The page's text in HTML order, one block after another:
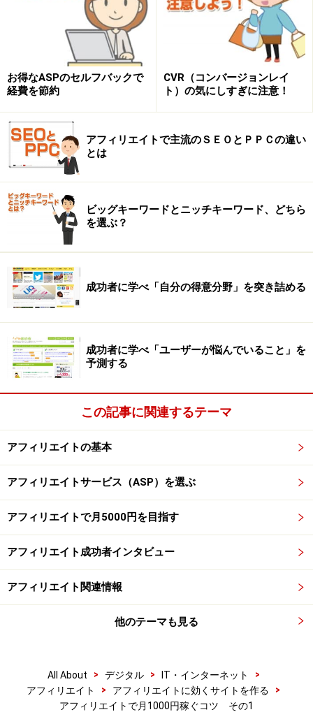
お得なASPのセルフバックで
経費を節約
CVR（コンバージョンレイ
ト）の気にしすぎに注意！
アフィリエイトで主流のＳＥＯとＰＰＣの違い
とは
ビッグキーワードとニッチキーワード、どちら
を選ぶ？
成功者に学べ「自分の得意分野」を突き詰める
成功者に学べ「ユーザーが悩んでいること」を
予測する
この記事に関連するテーマ
アフィリエイトの基本
アフィリエイトサービス（ASP）を選ぶ
アフィリエイトで月5000円を目指す
アフィリエイト成功者インタビュー
アフィリエイト関連情報
他のテーマも見る
All About > デジタル > IT・インターネット
>
アフィリエイト
> アフィリエイトに効くサイトを作る
>
アフィリエイトで月1000円稼ぐコツ その1